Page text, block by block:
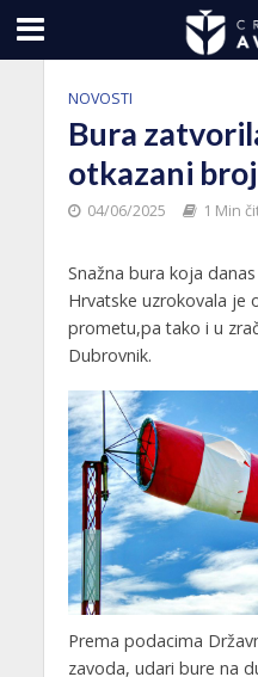
NOVOSTI
Bura
otkazani
04/06/2025 1 Min
Snažna bura koja
Hrvatske uzrokovala je
prometu,pa tako i u
Dubrovnik.
Prema podacima
zavoda, udari bure na